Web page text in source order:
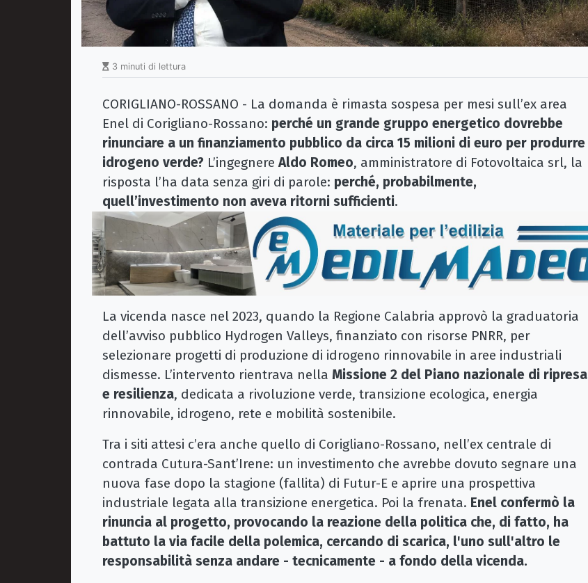
3 minuti di lettura
CORIGLIANO-ROSSANO - La domanda è rimasta sospesa per mesi sull’ex area
Enel di Corigliano-Rossano: perché un grande gruppo energetico dovrebbe
rinunciare a un finanziamento pubblico da circa 15 milioni di euro per produrre
idrogeno verde? L’ingegnere Aldo Romeo, amministratore di Fotovoltaica srl, la
risposta l’ha data senza giri di parole: perché, probabilmente,
quell’investimento non aveva ritorni sufficienti.
La vicenda nasce nel 2023, quando la Regione Calabria approvò la graduatoria
dell’avviso pubblico Hydrogen Valleys, finanziato con risorse PNRR, per
selezionare progetti di produzione di idrogeno rinnovabile in aree industriali
dismesse. L’intervento rientrava nella Missione 2 del Piano nazionale di ripresa
e resilienza, dedicata a rivoluzione verde, transizione ecologica, energia
rinnovabile, idrogeno, rete e mobilità sostenibile.
Tra i siti attesi c’era anche quello di Corigliano-Rossano, nell’ex centrale di
contrada Cutura-Sant’Irene: un investimento che avrebbe dovuto segnare una
nuova fase dopo la stagione (fallita) di Futur-E e aprire una prospettiva
industriale legata alla transizione energetica. Poi la frenata. Enel confermò la
rinuncia al progetto, provocando la reazione della politica che, di fatto, ha
battuto la via facile della polemica, cercando di scarica, l'uno sull'altro le
responsabilità senza andare - tecnicamente - a fondo della vicenda.